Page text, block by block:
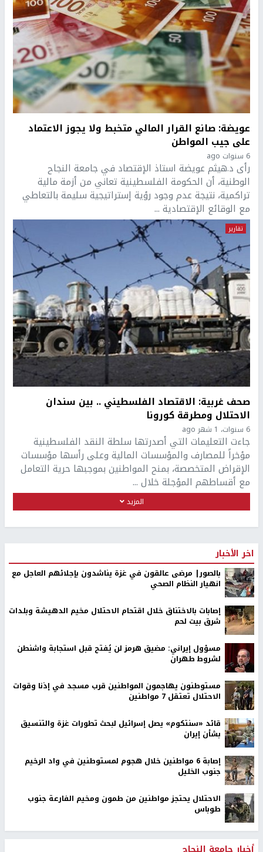
عويضة: صانع القرار المالي متخبط ولا يجوز الاعتماد
على جيب المواطن
6 سنوات ago
رأى د.هيثم عويضة استاذ الإقتصاد في جامعة النجاح
الوطنية، أن الحكومة الفلسطينية تعاني من أزمة مالية
تراكمية، نتيجة عدم وجود رؤية إستراتيجية سليمة بالتعاطي
مع الوقائع الإقتصادية ...
تقارير
صحف غربية: الاقتصاد الفلسطيني .. بين سندان
الاحتلال ومطرقة كورونا
6 سنوات، 1 شهر ago
جاءت التعليمات التي أصدرتها سلطة النقد الفلسطينية
مؤخراً للمصارف والمؤسسات المالية وعلى رأسها مؤسسات
الإقراض المتخصصة، بمنح المواطنين بموجبها حرية التعامل
مع أقساطهم المؤجلة خلال ...
المزيد
اخر الأخبار
بالصور| مرضى عالقون في غزة يناشدون بإجلائهم العاجل مع
انهيار النظام الصحي
إصابات بالاختناق خلال اقتحام الاحتلال مخيم الدهيشة وبلدات
شرق بيت لحم
مسؤول إيراني: مضيق هرمز لن يُفتح قبل استجابة واشنطن
لشروط طهران
مستوطنون يهاجمون المواطنين قرب مسجد في إذنا وقوات
الاحتلال تعتقل 7 مواطنين
قائد «سنتكوم» يصل إسرائيل لبحث تطورات غزة والتنسيق
بشأن إيران
إصابة 6 مواطنين خلال هجوم لمستوطنين في واد الرخيم
جنوب الخليل
الاحتلال يحتجز مواطنين من طمون ومخيم الفارعة جنوب
طوباس